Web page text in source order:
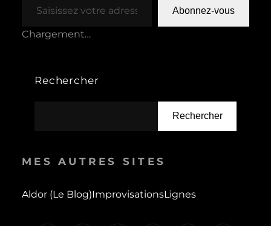
Abonnez-vous
Chargement…
Rechercher
Rechercher
MES AUTRES SITES
Aldor (le Blog)ImprovisationsLignes